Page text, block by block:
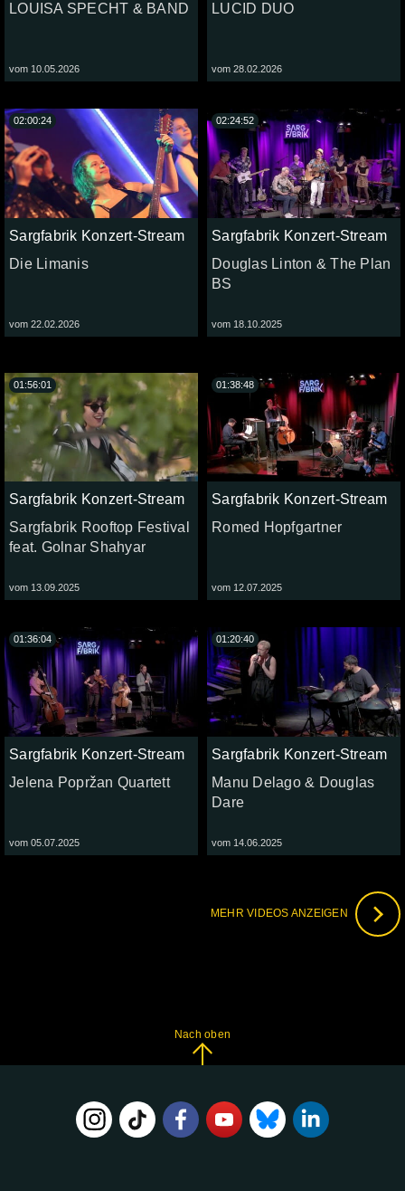
LOUISA SPECHT & BAND
vom 10.05.2026
LUCID DUO
vom 28.02.2026
Sargfabrik Konzert-Stream
Die Limanis
vom 22.02.2026
02:00:24
Sargfabrik Konzert-Stream
Douglas Linton & The Plan
BS
vom 18.10.2025
02:24:52
Sargfabrik Konzert-Stream
Sargfabrik Rooftop Festival
feat. Golnar Shahyar
vom 13.09.2025
01:56:01
Sargfabrik Konzert-Stream
Romed Hopfgartner
vom 12.07.2025
01:38:48
Sargfabrik Konzert-Stream
Jelena Popržan Quartett
vom 05.07.2025
01:36:04
Sargfabrik Konzert-Stream
Manu Delago & Douglas
Dare
vom 14.06.2025
01:20:40
MEHR VIDEOS ANZEIGEN
Nach oben